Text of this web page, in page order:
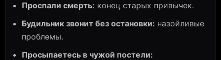
Проспали смерть: конец старых привычек.
Будильник звонит без остановки: назойливые
проблемы.
Просыпаетесь в чужой постели: